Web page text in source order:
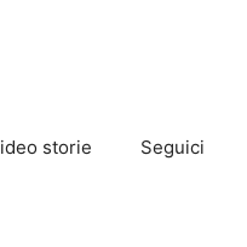
storie Seguici